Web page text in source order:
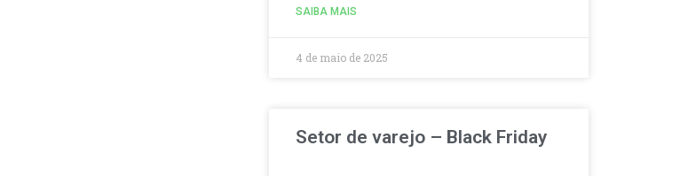
SAIBA MAIS
4 de maio de 2025
Setor de varejo – Black Friday